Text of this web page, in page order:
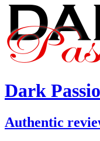
Dark
Authentic